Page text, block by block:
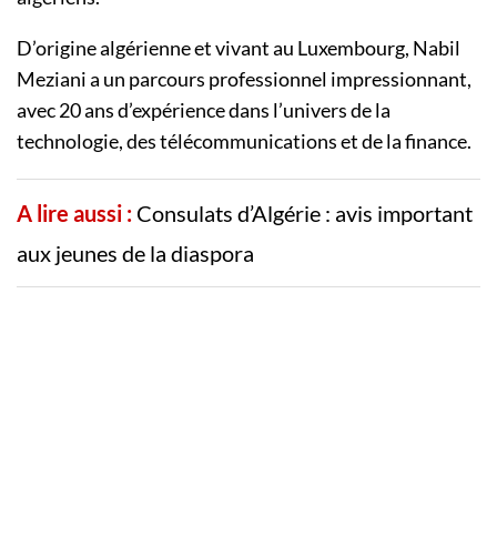
D’origine algérienne et vivant au Luxembourg, Nabil
Meziani a un parcours professionnel impressionnant,
avec 20 ans d’expérience dans l’univers de la
technologie, des télécommunications et de la finance.
A lire aussi : Consulats d’Algérie : avis important
aux jeunes de la diaspora